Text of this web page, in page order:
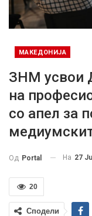
МАКЕДОНИЈА
ЗНМ усвои
на
со апел за
Од Portal На 27
20
Сподели